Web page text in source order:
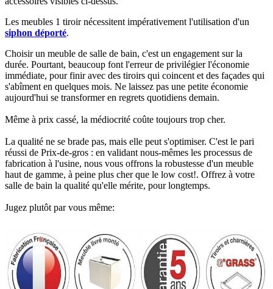
Les meubles 1 tiroir nécessitent impérativement l'utilisation d'un
siphon déporté.​
Choisir un meuble de salle de bain, c'est un engagement sur la
durée. Pourtant, beaucoup font l'erreur de privilégier l'économie
immédiate, pour finir avec des tiroirs qui coincent et des façades qui
s'abîment en quelques mois. Ne laissez pas une petite économie
aujourd'hui se transformer en regrets quotidiens demain.
Même à prix cassé, la médiocrité coûte toujours trop cher.
La qualité ne se brade pas, mais elle peut s'optimiser. C'est le pari
réussi de Prix-de-gros : en validant nous-mêmes les processus de
fabrication à l'usine, nous vous offrons la robustesse d'un meuble
haut de gamme, à peine plus cher que le low cost!. Offrez à votre
salle de bain la qualité qu'elle mérite, pour longtemps.
Jugez plutôt par vous même: